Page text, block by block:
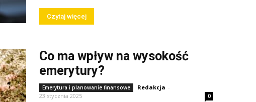
Czytaj więcej
Co ma wpływ na wysokość
emerytury?
Emerytura i planowanie finansowe Redakcja -
23 stycznia 2025
0